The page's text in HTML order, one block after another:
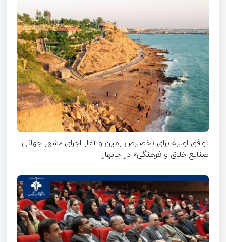
توافق اولیه برای تخصیص زمین و آغاز اجرای «شهر جهانی
صنایع خلاق و فرهنگی» در چابهار